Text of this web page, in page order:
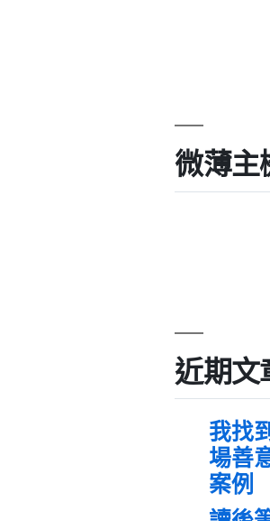
微薄主
近期文
我找
場善
案例